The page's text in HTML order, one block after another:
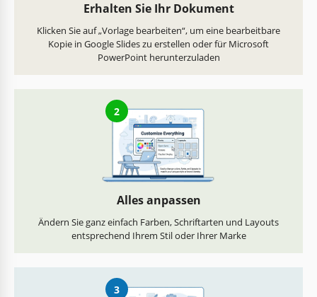
Erhalten Sie Ihr Dokument
Klicken Sie auf „Vorlage bearbeiten“, um eine bearbeitbare
Kopie in Google Slides zu erstellen oder für Microsoft
PowerPoint herunterzuladen
2
Alles anpassen
Ändern Sie ganz einfach Farben, Schriftarten und Layouts
entsprechend Ihrem Stil oder Ihrer Marke
3